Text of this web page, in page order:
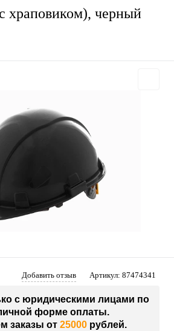
храповиком), черный
Добавить отзыв Артикул: 87474341
с юридическими лицами по
форме оплаты.
заказы от 25000рублей.